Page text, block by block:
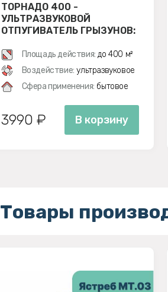
ТОРНАДО 400 -
УЛЬТРАЗВУКОВОЙ
ОТПУГИВАТЕЛЬ ГРЫЗУНОВ:
Площадь действия: до 400 м²
Воздействие: ультразвуковое
Сфера применения: бытовое
3990 ₽ В корзину
Товары